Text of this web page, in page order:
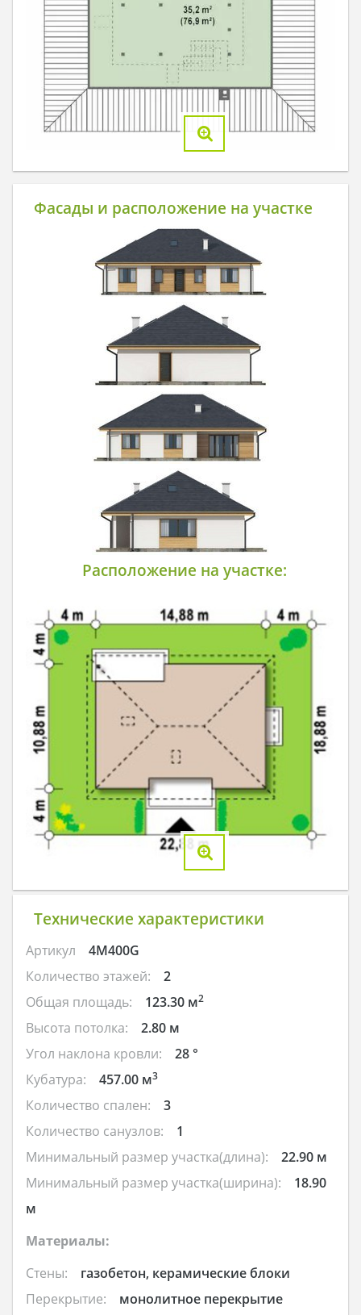
Фасады и расположение на участке
Расположение на участке:
Технические характеристики
Артикул
4M400G
Количество этажей:
2
Общая площадь:
123.30 м2
Высота потолка:
2.80 м
Угол наклона кровли:
28 °
Кубатура:
457.00 м3
Количество спален:
3
Количество санузлов:
1
Минимальный размер участка(длина):
22.90 м
Минимальный размер участка(ширина):
18.90
м
Материалы:
Стены:
газобетон, керамические блоки
Перекрытие:
монолитное перекрытие